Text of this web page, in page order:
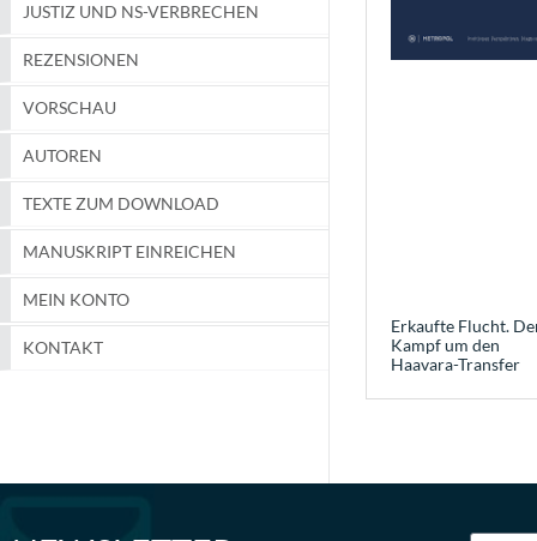
JUSTIZ UND NS-VERBRECHEN
REZENSIONEN
VORSCHAU
AUTOREN
TEXTE ZUM DOWNLOAD
MANUSKRIPT EINREICHEN
MEIN KONTO
KONTAKT
Erkaufte Flucht.
Kampf um den
Haavara-Transfer